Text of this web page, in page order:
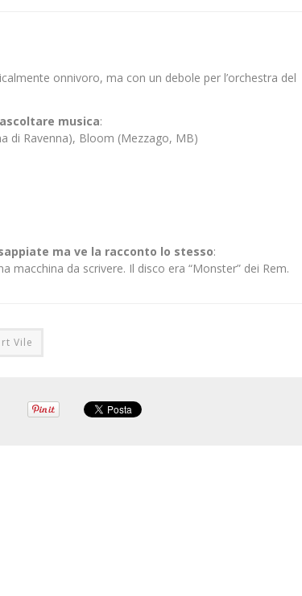
onnivoro, ma con un debole per l’orchestra del
musica:
di Ravenna), Bloom (Mezzago, MB)
ma ve la racconto lo stesso:
da scrivere. Il disco era “Monster” dei Rem.
Vile